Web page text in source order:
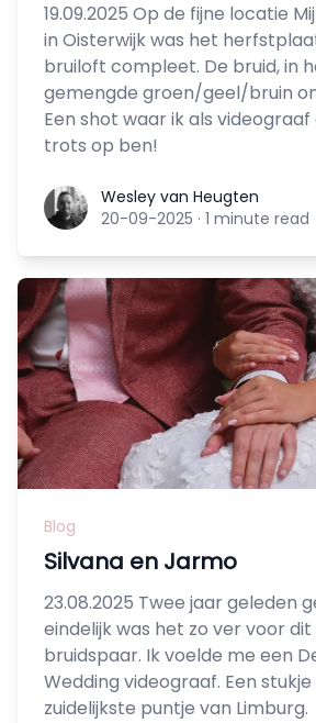
19.09.2025 Op de fijne locatie
in Oisterwijk was het
bruiloft compleet. De bruid, in
gemengde groen/geel/bruin
Een shot waar ik als
trots op ben!
Wesley van Heugten
Wesley van Heugten
20-09-2025 · 1 minute read
Blog
Silvana en Jarmo
23.08.2025 Twee jaar geleden
eindelijk was het zo ver voor
bruidspaar. Ik voelde me een
Wedding videograaf. Een
zuidelijkste puntje van Limburg.